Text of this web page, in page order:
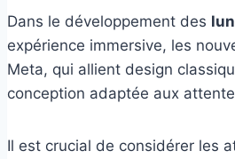
Dans le développement des
expérience immersive, les
Meta, qui allient design
conception adaptée aux
Il est crucial de considérer les